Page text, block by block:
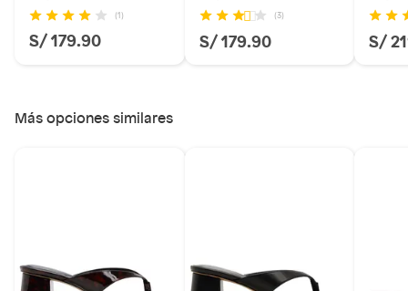
(1)
S/ 179.90
(3)
S/ 179.90 S/
Más opciones similares